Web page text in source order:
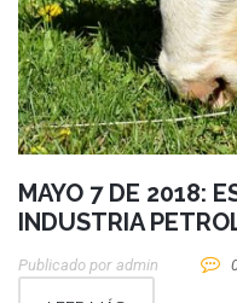
MAYO 7 DE 2018:
INDUSTRIA
Publicado por Admin